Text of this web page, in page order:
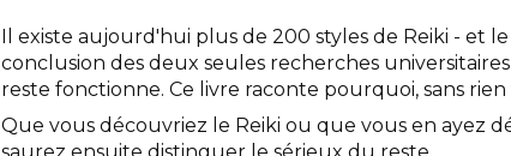
Il existe aujourd'hui plus de 200 styles de Reiki - et
conclusion des deux seules recherches
reste fonctionne. Ce livre raconte pourquoi, sans
Que vous découvriez le Reiki ou que vous en ayez